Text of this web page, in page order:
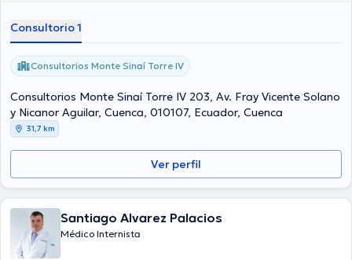
Consultorio 1
Consultorios Monte Sinaí Torre IV
Consultorios Monte Sinaí Torre IV 203, Av. Fray Vicente Solano
y Nicanor Aguilar, Cuenca, 010107, Ecuador, Cuenca
31,7 km
Ver perfil
Santiago Alvarez Palacios
Médico Internista